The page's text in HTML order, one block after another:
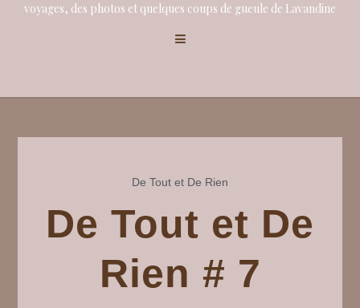
voyages, des photos et quelques coups de gueule de Lavandine
De Tout et De Rien
De Tout et De
Rien # 7